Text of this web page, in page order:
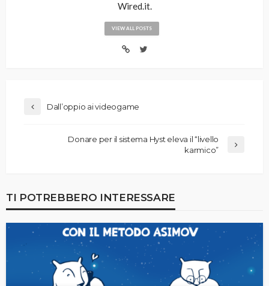
Wired.it.
VIEW ALL POSTS
Dall’oppio ai videogame
Donare per il sistema Hyst eleva il “livello
karmico”
TI POTREBBERO INTERESSARE